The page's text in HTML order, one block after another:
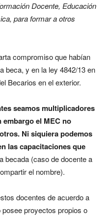
Docente, Educación
para formar a otros
compromiso que habían
beca, y en la ley 4842/13 en
Becarios en el exterior.
seamos multiplicadores
el MEC no
Ni siquiera podemos
las capacitaciones que
becada (caso de docente a
el nombre).
docentes de acuerdo a
proyectos propios o